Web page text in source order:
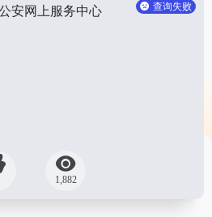
查询失败
1,882